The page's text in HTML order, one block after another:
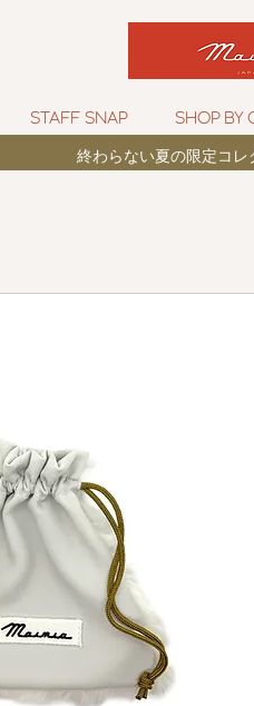
STAFF SNAP SHOP BY
終わらない夏の限定コレ